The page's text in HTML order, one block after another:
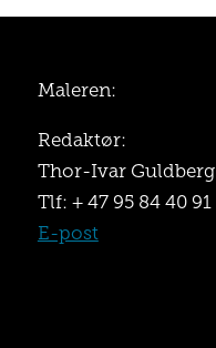
Maleren:
Redaktør:
Thor-Ivar Guldberg
Tlf: + 47 95 84 40 91
E-post